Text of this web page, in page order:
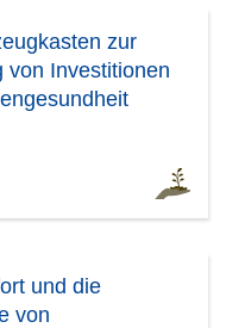
zur
von Investitionen
und die
von